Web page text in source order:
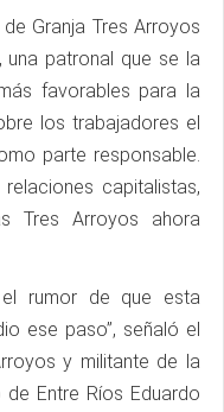
Granja Tres Arroyos
patronal que se la
favorables para la
los trabajadores el
parte responsable.
capitalistas,
Tres Arroyos ahora
el rumor de que esta
ese paso”, señaló el
y militante de la
Entre Ríos Eduardo